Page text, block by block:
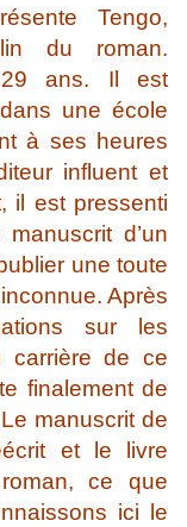
Tengo,
du roman.
29 ans. Il est
une école
à ses heures
influent et
il est pressenti
d’un
une toute
Après
sur les
carrière de ce
finalement de
manuscrit de
et le livre
ce que
ici le